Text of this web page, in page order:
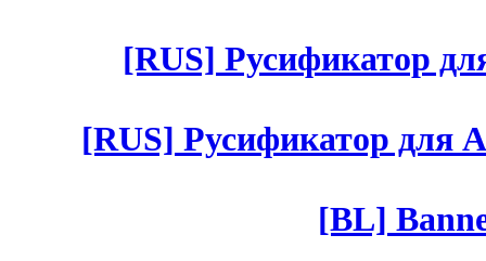
[RUS] Русификатор
[RUS] Русификатор для
[BL]